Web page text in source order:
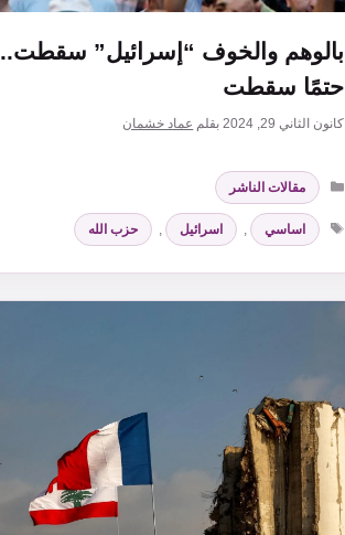
بالوهم والخوف “إسرائيل” سقطت..
حتمًا سقطت
كانون الثاني 29, 2024 بقلم عماد خشمان
التصنيفات
مقالات الناشر
الوسوم
اساسي اسرائيل حزب الله